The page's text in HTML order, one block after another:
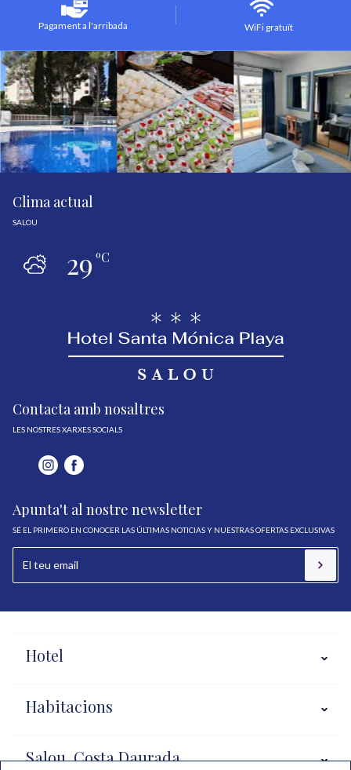
Pagament a l'arribada WiFi gratuït
Clima actual
SALOU
29ºC
Contacta amb nosaltres
LES NOSTRES XARXES SOCIALS
Apunta't al nostre newsletter
SÉ EL PRIMERO EN CONOCER LAS ÚLTIMAS NOTICIAS Y NUESTRAS OFERTAS EXCLUSIVAS
Hotel
Habitacions
Salou, Costa Daurada